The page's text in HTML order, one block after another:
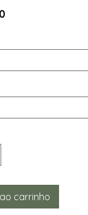
Preço
carrinho